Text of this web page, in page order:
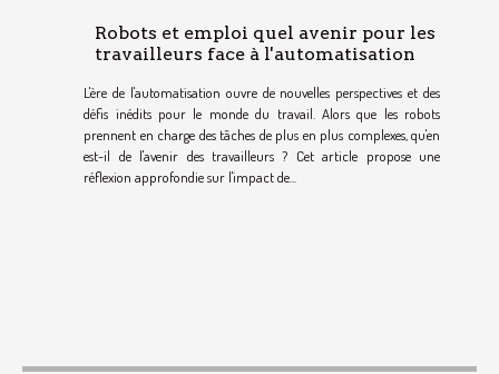
Robots et emploi quel avenir pour les
travailleurs face à l'automatisation
L'ère de l'automatisation ouvre de nouvelles perspectives et des
défis inédits pour le monde du travail. Alors que les robots
prennent en charge des tâches de plus en plus complexes, qu'en
est-il de l'avenir des travailleurs ? Cet article propose une
réflexion approfondie sur l'impact de...